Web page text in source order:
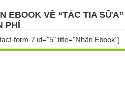
EBOOK VỀ “TẮC TIA SỮA”
PHÍ
form-7 id="5" title="Nhận Ebook"]